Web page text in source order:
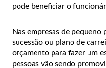
pode beneficiar o
Nas empresas de pequeno
sucessão ou plano de
orçamento para fazer um
pessoas vão sendo